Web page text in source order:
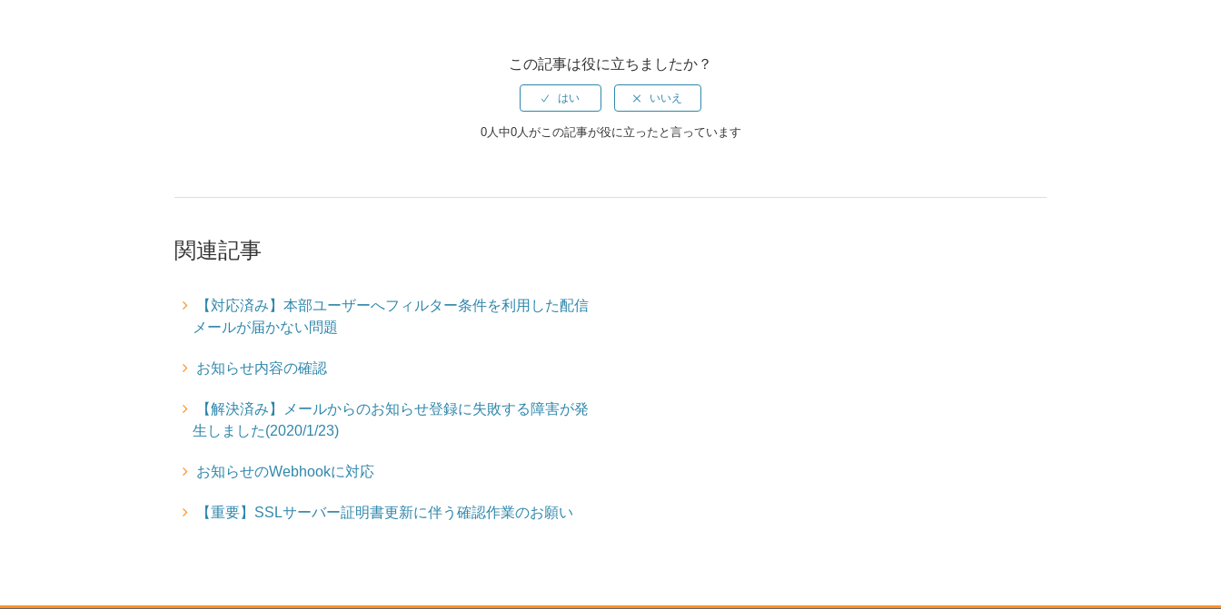
この記事は役に立ちましたか？
0人中0人がこの記事が役に立ったと言っています
関連記事
【対応済み】本部ユーザーへフィルター条件を利用した配信
メールが届かない問題
お知らせ内容の確認
【解決済み】メールからのお知らせ登録に失敗する障害が発
生しました(2020/1/23)
お知らせのWebhookに対応
【重要】SSLサーバー証明書更新に伴う確認作業のお願い